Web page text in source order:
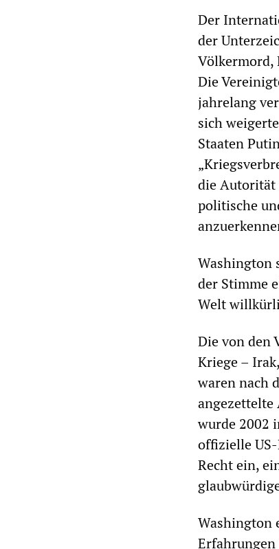
Der
der
Völkermord,
Die
jahrelang
sich
Staaten
die Autorität
politische
Washington
der Stimme
Welt
Die von den
Kriege –
waren nach
angezettelte
wurde 2002
offizielle
Recht ein,
Washington
Erfahrungen